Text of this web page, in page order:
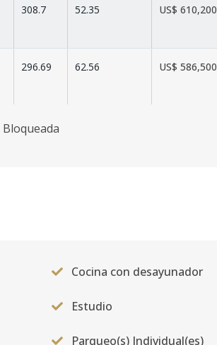
308.7 52.35 US$ 610,200
296.69 62.56 US$ 586,500
296.69
Bloqueada
Cocina con desayunador
Estudio
Parqueo(s) Individual(es)